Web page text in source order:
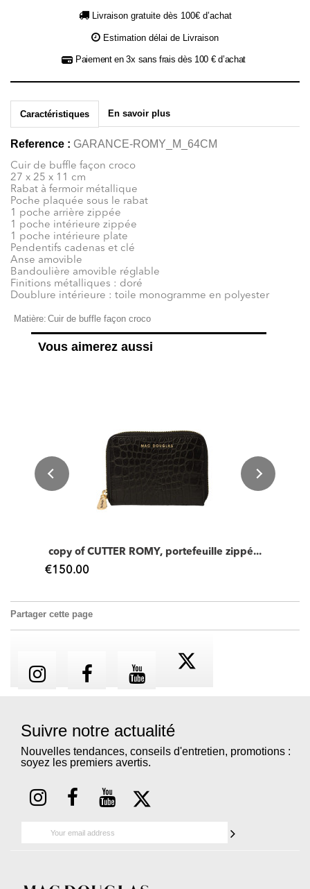
Livraison gratuite dès 100€ d’achat
Estimation délai de Livraison
Paiement en 3x sans frais dès 100 € d’achat
Caractéristiques En savoir plus
Reference : GARANCE-ROMY_M_64CM
Cuir de buffle façon croco
27 x 25 x 11 cm
Rabat à fermoir métallique
Poche plaquée sous le rabat
1 poche arrière zippée
1 poche intérieure zippée
1 poche intérieure plate
Pendentifs cadenas et clé
Anse amovible
Bandoulière amovible réglable
Finitions métalliques : doré
Doublure intérieure : toile monogramme en polyester
Matière: Cuir de buffle façon croco
Vous aimerez aussi
copy of CUTTER ROMY, portefeuille zippé...
€150.00
Partager cette page
Suivre notre actualité
Nouvelles tendances, conseils d'entretien, promotions :
soyez les premiers avertis.